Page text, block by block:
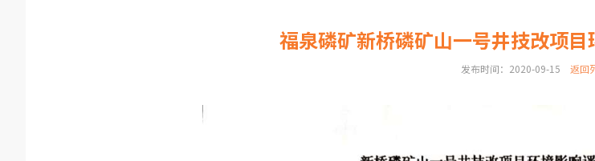
福泉磷矿新桥磷矿山一号井技改项
发布时间：2020-09-15 返回